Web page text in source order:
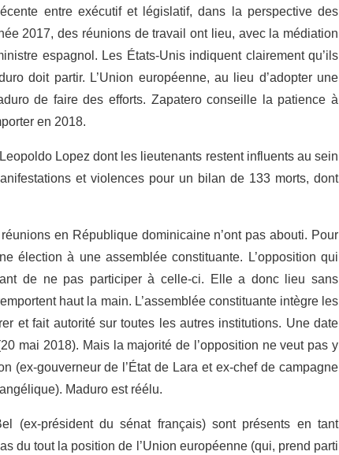
entre exécutif et législatif, dans la perspective des
2017, des réunions de travail ont lieu, avec la médiation
espagnol. Les États-Unis indiquent clairement qu’ils
doit partir. L’Union européenne, au lieu d’adopter une
de faire des efforts. Zapatero conseille la patience à
en 2018.
Lopez dont les lieutenants restent influents au sein
et violences pour un bilan de 133 morts, dont
en République dominicaine n’ont pas abouti. Pour
élection à une assemblée constituante. L’opposition qui
de ne pas participer à celle-ci. Elle a donc lieu sans
haut la main. L’assemblée constituante intègre les
et fait autorité sur toutes les autres institutions. Une date
mai 2018). Mais la majorité de l’opposition ne veut pas y
(ex-gouverneur de l’État de Lara et ex-chef de campagne
Maduro est réélu.
(ex-président du sénat français) sont présents en tant
du tout la position de l’Union européenne (qui, prend parti